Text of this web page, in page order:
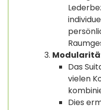
Das
vielen
Dies